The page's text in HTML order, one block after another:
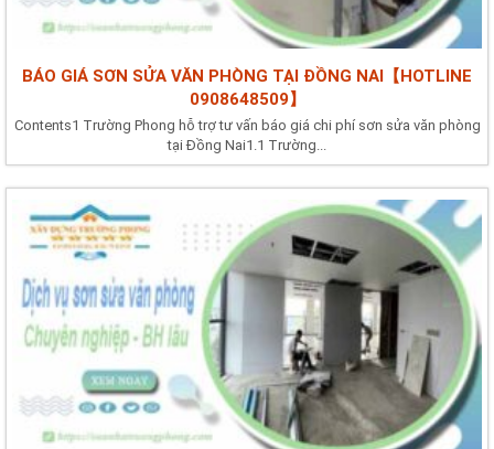
BÁO GIÁ SƠN SỬA VĂN PHÒNG TẠI ĐỒNG NAI【HOTLINE
0908648509】
Contents1 Trường Phong hỗ trợ tư vấn báo giá chi phí sơn sửa văn phòng
tại Đồng Nai1.1 Trường...